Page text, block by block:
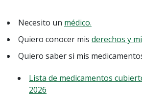
Necesito un médico.
Quiero conocer mis derechos y
Quiero saber si mis
Lista de medicamentos
2026